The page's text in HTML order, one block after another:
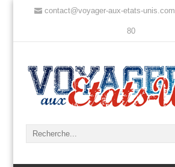
contact@voyager-aux-etats-unis.com
80